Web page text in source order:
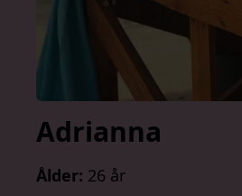
Adrianna
Ålder: 26 år